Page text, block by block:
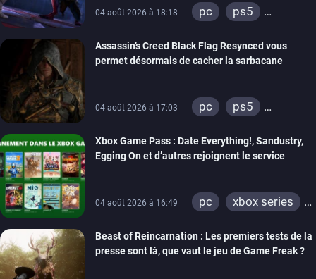
04 août 2026 à 18:18 pc
ps5
Assassin’s Creed Black Flag Resynced vous
permet désormais de cacher la sarbacane
04 août 2026 à 17:03 pc
ps5
Xbox Game Pass : Date Everything!, Sandustry,
Egging On et d’autres rejoignent le service
04 août 2026 à 16:49 pc
xbox series
Beast of Reincarnation : Les premiers tests de la
presse sont là, que vaut le jeu de Game Freak ?